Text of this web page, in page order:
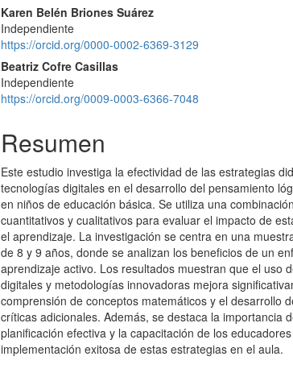
Karen Belén Briones Suárez
Independiente
https://orcid.org/0000-0002-6369-3129
Beatriz Cofre Casillas
Independiente
https://orcid.org/0009-0003-6366-7048
Resumen
Este estudio investiga la efectividad de las estrategias
tecnologías digitales en el desarrollo del pensamiento
en niños de educación básica. Se utiliza una
cuantitativos y cualitativos para evaluar el impacto de
el aprendizaje. La investigación se centra en una
de 8 y 9 años, donde se analizan los beneficios de un
aprendizaje activo. Los resultados muestran que el uso
digitales y metodologías innovadoras mejora
comprensión de conceptos matemáticos y el desarrollo
críticas adicionales. Además, se destaca la importancia
planificación efectiva y la capacitación de los
implementación exitosa de estas estrategias en el aula.